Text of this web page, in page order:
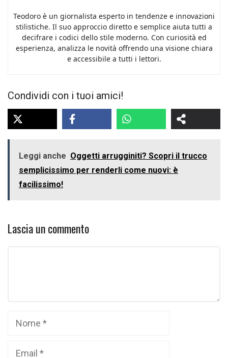
Teodoro è un giornalista esperto in tendenze e innovazioni
stilistiche. Il suo approccio diretto e semplice aiuta tutti a
decifrare i codici dello stile moderno. Con curiosità ed
esperienza, analizza le novità offrendo una visione chiara
e accessibile a tutti i lettori.
Condividi con i tuoi amici!
Leggi anche Oggetti arrugginiti? Scopri il trucco
semplicissimo per renderli come nuovi: è
facilissimo!
Lascia un commento